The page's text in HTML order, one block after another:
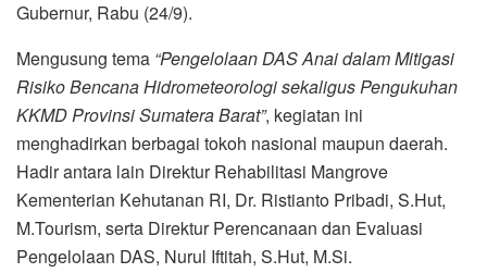
Gubernur, Rabu (24/9).
Mengusung tema “Pengelolaan DAS Anai dalam Mitigasi
Risiko Bencana Hidrometeorologi sekaligus Pengukuhan
KKMD Provinsi Sumatera Barat”, kegiatan ini
menghadirkan berbagai tokoh nasional maupun daerah.
Hadir antara lain Direktur Rehabilitasi Mangrove
Kementerian Kehutanan RI, Dr. Ristianto Pribadi, S.Hut,
M.Tourism, serta Direktur Perencanaan dan Evaluasi
Pengelolaan DAS, Nurul Iftitah, S.Hut, M.Si.